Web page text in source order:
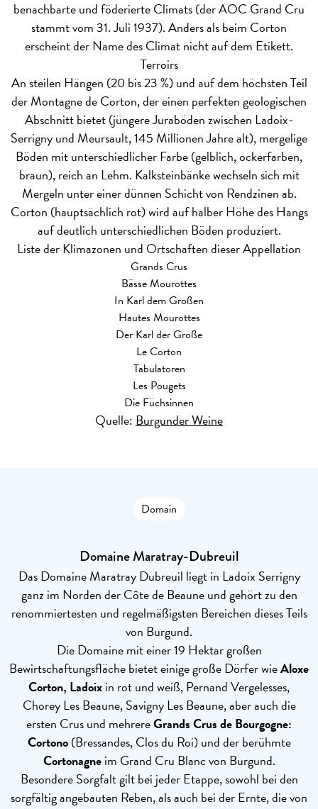
benachbarte und föderierte Climats (der AOC Grand Cru
stammt vom 31. Juli 1937). Anders als beim Corton
erscheint der Name des Climat nicht auf dem Etikett.
Terroirs
An steilen Hängen (20 bis 23 %) und auf dem höchsten Teil
der Montagne de Corton, der einen perfekten geologischen
Abschnitt bietet (jüngere Juraböden zwischen Ladoix-
Serrigny und Meursault, 145 Millionen Jahre alt), mergelige
Böden mit unterschiedlicher Farbe (gelblich, ockerfarben,
braun), reich an Lehm. Kalksteinbänke wechseln sich mit
Mergeln unter einer dünnen Schicht von Rendzinen ab.
Corton (hauptsächlich rot) wird auf halber Höhe des Hangs
auf deutlich unterschiedlichen Böden produziert.
Liste der Klimazonen und Ortschaften dieser Appellation
Grands Crus
Bässe Mourottes
In Karl dem Großen
Hautes Mourottes
Der Karl der Große
Le Corton
Tabulatoren
Les Pougets
Die Füchsinnen
Quelle: Burgunder Weine
Domain
Domaine Maratray-Dubreuil
Das Domaine Maratray Dubreuil liegt in Ladoix Serrigny
ganz im Norden der Côte de Beaune und gehört zu den
renommiertesten und regelmäßigsten Bereichen dieses Teils
von Burgund.
Die Domaine mit einer 19 Hektar großen
Bewirtschaftungsfläche bietet einige große Dörfer wieAloxe
Corton, Ladoixin rot und weiß, Pernand Vergelesses,
Chorey Les Beaune, Savigny Les Beaune, aber auch die
ersten Crus und mehrereGrands Crus de Bourgogne:
Cortono(Bressandes, Clos du Roi) und der berühmte
Cortonagneim Grand Cru Blanc von Burgund.
Besondere Sorgfalt gilt bei jeder Etappe, sowohl bei den
sorgfältig angebauten Reben, als auch bei der Ernte, die von